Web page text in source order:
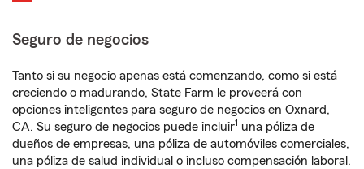
Seguro de negocios
Tanto si su negocio apenas está comenzando, como si está
creciendo o madurando, State Farm le proveerá con
opciones inteligentes para seguro de negocios en Oxnard,
CA. Su seguro de negocios puede incluir1 una póliza de
dueños de empresas, una póliza de automóviles comerciales,
una póliza de salud individual o incluso compensación laboral.